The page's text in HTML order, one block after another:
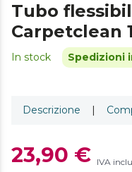
Tubo
Carpetclean
In stock Spedizioni
Descrizione |
23,90 € IVA